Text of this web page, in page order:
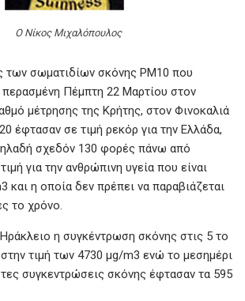
Ο Νίκος Μιχαλόπουλος
των σωματιδίων σκόνης PM10 που
περασμένη Πέμπτη 22 Μαρτίου στον
μέτρησης της Κρήτης, στον Φινοκαλιά
έφτασαν σε τιμή ρεκόρ για την Ελλάδα,
σχεδόν 130 φορές πάνω από
για την ανθρώπινη υγεία που είναι
και η οποία δεν πρέπει να παραβιάζεται
το χρόνο.
η συγκέντρωση σκόνης στις 5 το
τιμή των 4730 μg/m3 ενώ το μεσημέρι
συγκεντρώσεις σκόνης έφτασαν τα 595